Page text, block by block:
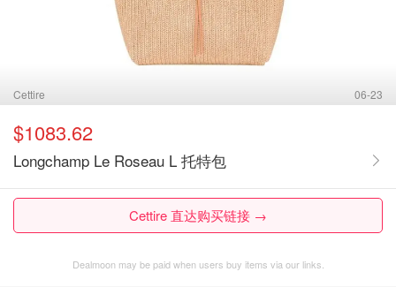
Cettire 06-23
$1083.62
Longchamp Le Roseau L 托特包
Cettire 直达购买链接 →
Dealmoon may be paid when users buy items via our links.